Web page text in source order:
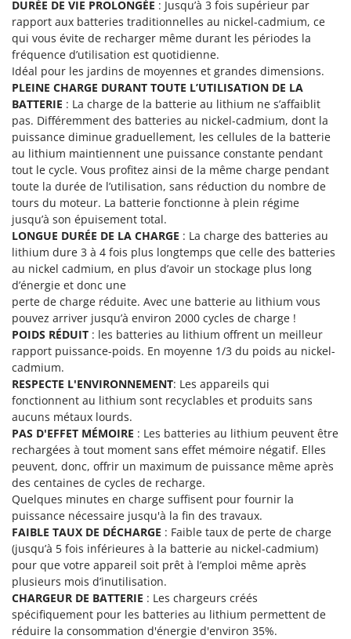
Master
Mastercook
Masterpro
McCulloch
MCH
Michelin
Mille
Minox
Mockmill
More than chef
MOSA
MOVA
Mowox
MTD
N
New O.M.R.A.
Nilfisk
Ninja
Novatec
Novital
NuAir
NuovaFac
O
Officine Savioli
Oliviero
Olix
OMA
DURÉE DE VIE PROLONGÉE : Jusqu’à 3 fois supérieur par
rapport aux batteries traditionnelles au nickel-cadmium, ce
qui vous évite de recharger même durant les périodes la
fréquence d’utilisation est quotidienne.
Idéal pour les jardins de moyennes et grandes dimensions.
PLEINE CHARGE DURANT TOUTE L’UTILISATION DE LA
BATTERIE : La charge de la batterie au lithium ne s’affaiblit
pas. Différemment des batteries au nickel-cadmium, dont la
puissance diminue graduellement, les cellules de la batterie
au lithium maintiennent une puissance constante pendant
tout le cycle. Vous profitez ainsi de la même charge pendant
toute la durée de l’utilisation, sans réduction du nombre de
tours du moteur. La batterie fonctionne à plein régime
jusqu’à son épuisement total.
LONGUE DURÉE DE LA CHARGE : La charge des batteries au
lithium dure 3 à 4 fois plus longtemps que celle des batteries
au nickel cadmium, en plus d’avoir un stockage plus long
d’énergie et donc une
perte de charge réduite. Avec une batterie au lithium vous
pouvez arriver jusqu’à environ 2000 cycles de charge !
POIDS RÉDUIT : les batteries au lithium offrent un meilleur
rapport puissance-poids. En moyenne 1/3 du poids au nickel-
cadmium.
RESPECTE L'ENVIRONNEMENT: Les appareils qui
fonctionnent au lithium sont recyclables et produits sans
aucuns métaux lourds.
PAS D'EFFET MÉMOIRE : Les batteries au lithium peuvent être
rechargées à tout moment sans effet mémoire négatif. Elles
peuvent, donc, offrir un maximum de puissance même après
des centaines de cycles de recharge.
Quelques minutes en charge suffisent pour fournir la
puissance nécessaire jusqu'à la fin des travaux.
FAIBLE TAUX DE DÉCHARGE : Faible taux de perte de charge
(jusqu’à 5 fois inférieures à la batterie au nickel-cadmium)
pour que votre appareil soit prêt à l’emploi même après
plusieurs mois d’inutilisation.
CHARGEUR DE BATTERIE : Les chargeurs créés
spécifiquement pour les batteries au lithium permettent de
réduire la consommation d'énergie d'environ 35%.